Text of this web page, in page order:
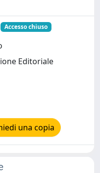
Accesso chiuso
Editoriale
una copia